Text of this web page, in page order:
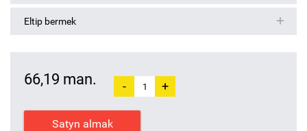
Eltip bermek
66,19 man. - +
Satyn almak